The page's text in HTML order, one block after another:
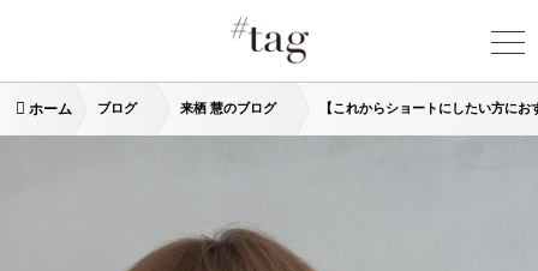
ホーム ブログ 来栖 慧のブログ 【これからショートにしたい方に